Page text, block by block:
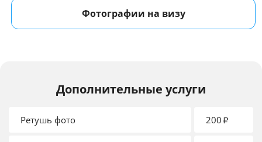
Фотографии на визу
Дополнительные услуги
Ретушь фото 200 ₽